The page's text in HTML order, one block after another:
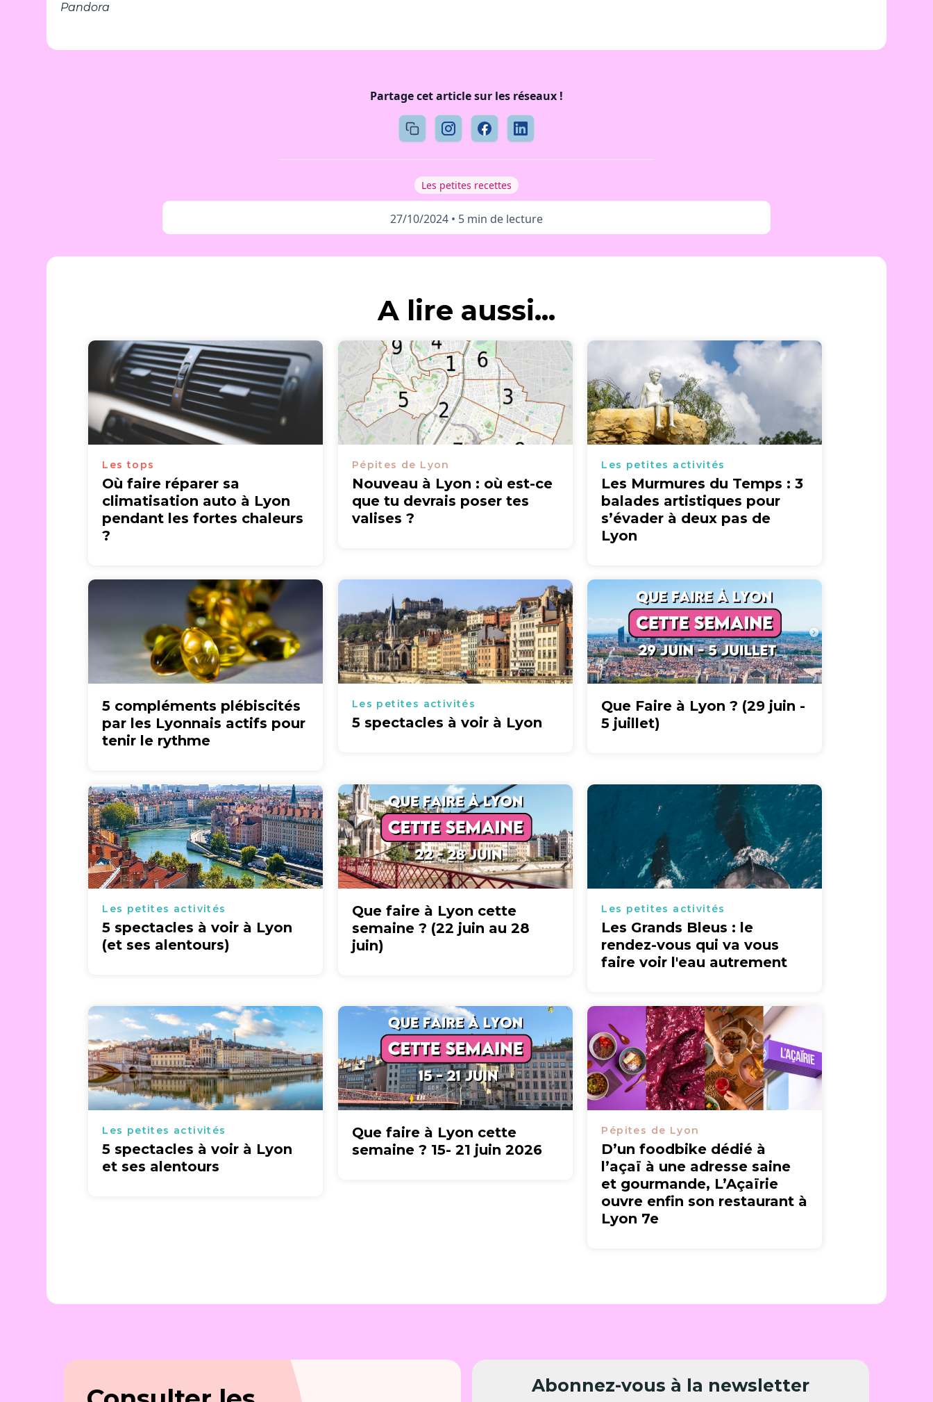
Pandora
Partage cet article sur les réseaux !
Les petites recettes
27/10/2024 • 5 min de lecture
A lire aussi...
Les tops
Où faire réparer sa
climatisation auto à Lyon
pendant les fortes chaleurs
?
Pépites de Lyon
Nouveau à Lyon : où est-ce
que tu devrais poser tes
valises ?
Les petites activités
Les Murmures du Temps : 3
balades artistiques pour
s’évader à deux pas de
Lyon
5 compléments plébiscités
par les Lyonnais actifs pour
tenir le rythme
Les petites activités
5 spectacles à voir à Lyon
Que Faire à Lyon ? (29 juin -
5 juillet)
Les petites activités
5 spectacles à voir à Lyon
(et ses alentours)
Que faire à Lyon cette
semaine ? (22 juin au 28
juin)
Les petites activités
Les Grands Bleus : le
rendez-vous qui va vous
faire voir l'eau autrement
Les petites activités
5 spectacles à voir à Lyon
et ses alentours
Que faire à Lyon cette
semaine ? 15- 21 juin 2026
Pépites de Lyon
D’un foodbike dédié à
l’açaï à une adresse saine
et gourmande, L’Açaïrie
ouvre enfin son restaurant à
Lyon 7e
Abonnez-vous à la newsletter